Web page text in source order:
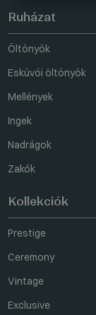
Ruházat
Öltönyök
Esküvői öltönyök
Mellények
Ingek
Nadrágok
Zakók
Kollekciók
Prestige
Ceremony
Vintage
Exclusive